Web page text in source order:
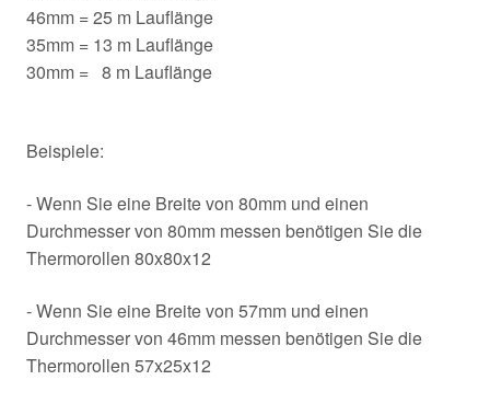
46mm = 25 m Lauflänge
35mm = 13 m Lauflänge
30mm = 8 m Lauflänge
Beispiele:
- Wenn Sie eine Breite von 80mm und einen
Durchmesser von 80mm messen benötigen Sie die
Thermorollen 80x80x12
- Wenn Sie eine Breite von 57mm und einen
Durchmesser von 46mm messen benötigen Sie die
Thermorollen 57x25x12